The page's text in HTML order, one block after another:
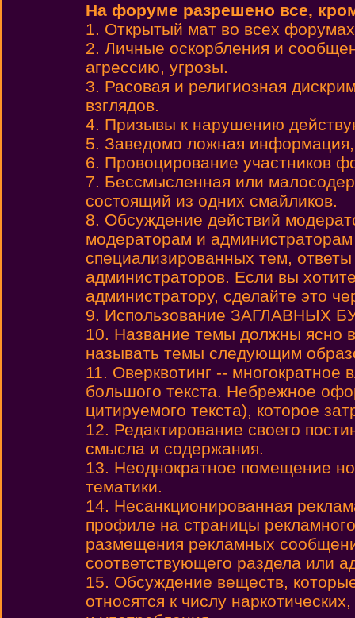
На форуме разрешено все,
1. Открытый мат во всех
2. Личные оскорбления и
агрессию, угрозы.
3. Расовая и религиозная
взглядов.
4. Призывы к нарушению
5. Заведомо ложная
6. Провоцирование участников
7. Бессмысленная или
состоящий из одних смайликов.
8. Обсуждение действий
модераторам и
специализированных тем,
администраторов. Если вы
администратору, сделайте это
9. Использование ЗАГЛАВНЫХ
10. Название темы должны ясно
называть темы следующим
11. Оверквотинг --
большого текста. Небрежное
цитируемого текста), которое
12. Редактирование своего
смысла и содержания.
13. Неоднократное помещение
тематики.
14. Несанкционированная
профиле на страницы
размещения рекламных
соответствующего раздела или
15. Обсуждение веществ,
относятся к числу